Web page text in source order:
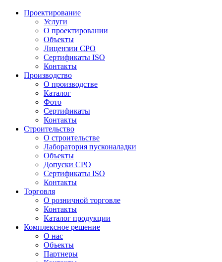
Проектирование
Услуги
О проектировании
Объекты
Лицензии СРО
Сертификаты ISO
Контакты
Производство
О производстве
Каталог
Фото
Сертификаты
Контакты
Строительство
О строительстве
Лаборатория пусконаладки
Объекты
Допуски СРО
Сертификаты ISO
Контакты
Торговля
О розничной торговле
Контакты
Каталог продукции
Комплексное решение
О нас
Объекты
Партнеры